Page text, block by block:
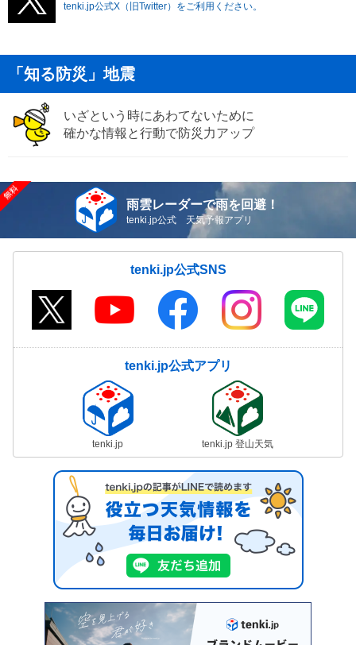
tenki.jp公式X（旧Twitter）をご利用ください。
「知る防災」地震
いざという時にあわてないために
確かな情報と行動で防災力アップ
雨雲レーダーで雨を回避！
tenki.jp公式 天気予報アプリ
tenki.jp公式SNS
tenki.jp公式アプリ
tenki.jp tenki.jp 登山天気